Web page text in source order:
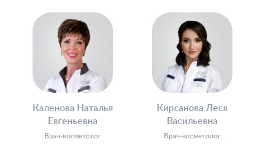
Каленова Наталья
Евгеньевна
Врач-косметолог
Кирсанова Леся
Васильевна
Врач-косметолог